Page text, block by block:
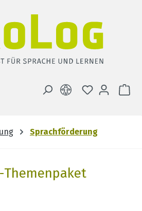
DU HAST 0
Sprachförderung